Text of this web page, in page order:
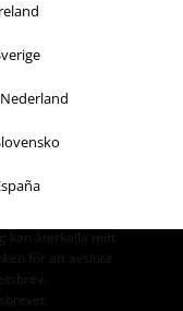
rätt att behandla mina
och information
kan återkalla mitt
för att avsluta